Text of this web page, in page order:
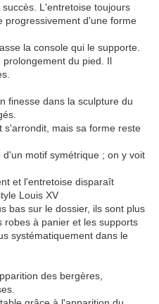
L'entretoise toujours
progressivement d'une forme
la console qui le supporte.
du pied. Il
finesse dans la sculpture du
s'arrondit, mais sa forme reste
motif symétrique ; on y voit
et l'entretoise disparaît
Louis XV
bas sur le dossier, ils sont plus
robes à panier et les supports
systématiquement dans le
des bergères,